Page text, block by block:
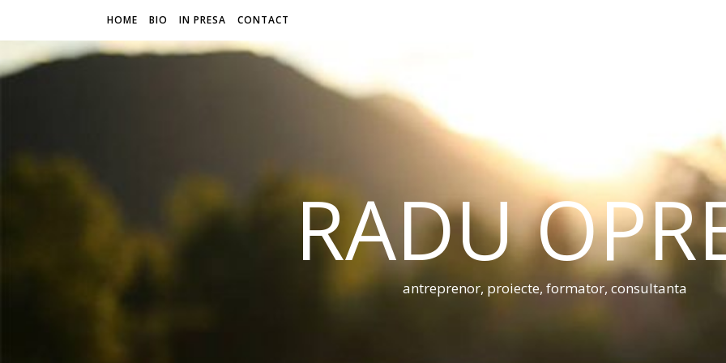
HOME BIO IN PRESA CONTACT
RADU
antreprenor, proiecte, formator, consultanta